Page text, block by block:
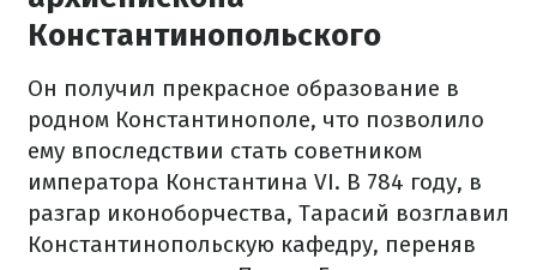
Константинопольского
Он получил прекрасное образование в
родном Константинополе, что позволило
ему впоследствии стать советником
императора Константина VI. В 784 году, в
разгар иконоборчества, Тарасий возглавил
Константинопольскую кафедру, переняв